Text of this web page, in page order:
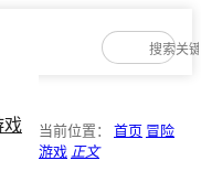
戏 当前位置： 首页 冒险
游戏 正文